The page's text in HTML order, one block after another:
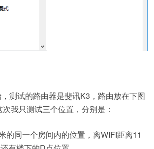
测试的路由器是斐讯K3，路由放在下图
我只测试三个位置，分别是：
的同一个房间内的位置，离WIFI距离11